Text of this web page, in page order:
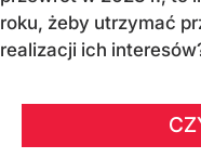
roku, żeby utrzymać
realizacji ich